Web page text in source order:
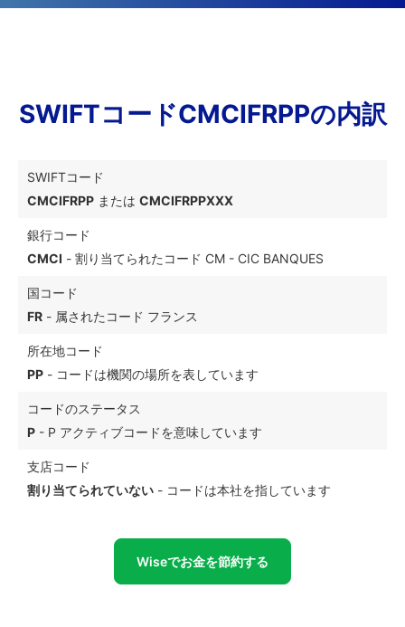
SWIFTコードCMCIFRPPの内訳
SWIFTコード
CMCIFRPP または CMCIFRPPXXX
銀行コード
CMCI - 割り当てられたコード CM - CIC BANQUES
国コード
FR - 属されたコード フランス
所在地コード
PP - コードは機関の場所を表しています
コードのステータス
P - P アクティブコードを意味しています
支店コード
割り当てられていない - コードは本社を指しています
Wiseでお金を節約する